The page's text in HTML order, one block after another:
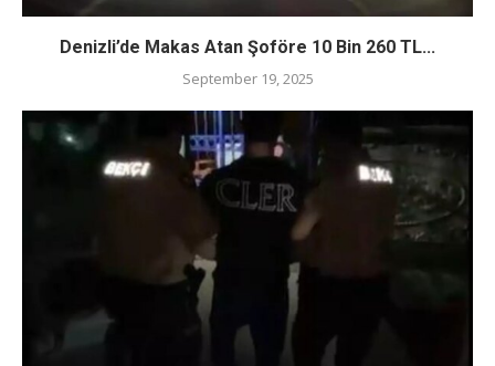
Denizli’de Makas Atan Şoföre 10 Bin 260 TL...
September 19, 2025